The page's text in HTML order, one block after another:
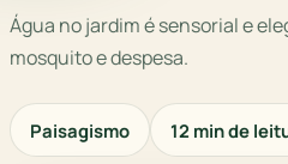
Água no jardim é sensorial e
mosquito e despesa.
Paisagismo 12 min de